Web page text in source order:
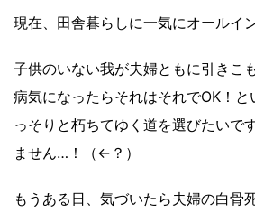
現在、田舎暮らしに一気にオールイ
子供のいない我が夫婦ともに引きこ
病気になったらそれはそれでOK！
っそりと朽ちてゆく道を選びたいで
ません…！（←？）
もうある日、気づいたら夫婦の白骨